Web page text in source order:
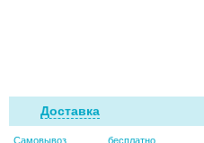
Доставка
Самовывоз
бесплатно